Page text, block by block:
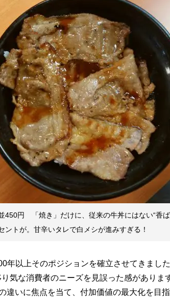
円 「焼き」だけに、従来の牛丼にはない“香ば
ントが。甘辛いタレで白メシが進みすぎる！
年以上そのポジションを確立させてきまし
気な消費者のニーズを見誤った感がありま
違いに焦点を当て、付加価値の最大化を目